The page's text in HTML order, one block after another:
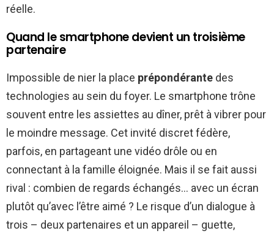
réelle.
Quand le smartphone devient un troisième
partenaire
Impossible de nier la place prépondérante des
technologies au sein du foyer. Le smartphone trône
souvent entre les assiettes au dîner, prêt à vibrer pour
le moindre message. Cet invité discret fédère,
parfois, en partageant une vidéo drôle ou en
connectant à la famille éloignée. Mais il se fait aussi
rival : combien de regards échangés… avec un écran
plutôt qu’avec l’être aimé ? Le risque d’un dialogue à
trois – deux partenaires et un appareil – guette,